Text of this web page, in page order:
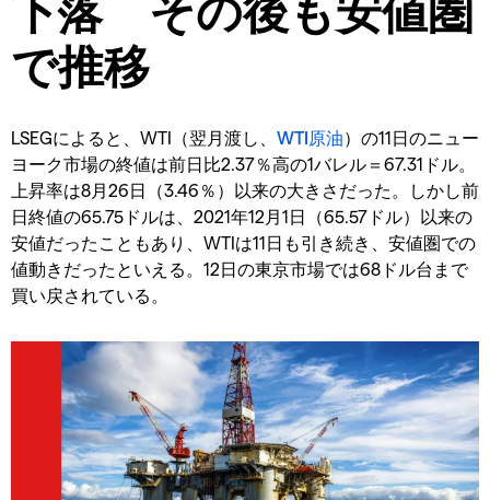
で推移
LSEGによると、WTI（翌月渡し、 WTI原油）の11日のニュー
ヨーク市場の終値は前日比2.37％高の1バレル＝67.31ドル。
上昇率は8月26日（3.46％）以来の大きさだった。しかし前
日終値の65.75ドルは、2021年12月1日（65.57ドル）以来の
安値だったこともあり、WTIは11日も引き続き、安値圏での
値動きだったといえる。12日の東京市場では68ドル台まで
買い戻されている。